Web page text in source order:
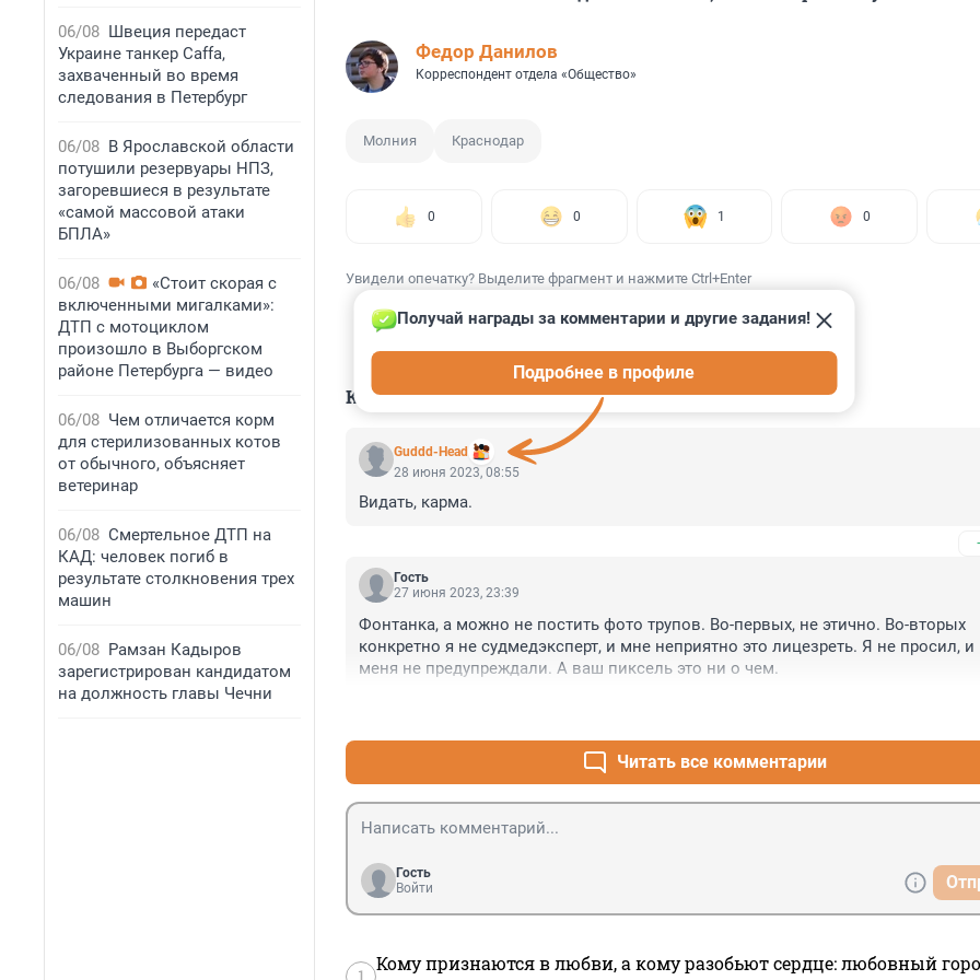
06/08 Швеция передаст
Украине танкер Caffa,
захваченный во время
следования в Петербург
06/08 В Ярославской области
потушили резервуары НПЗ,
загоревшиеся в результате
«самой массовой атаки
БПЛА»
06/08
«Стоит скорая с
включенными мигалками»:
ДТП с мотоциклом
произошло в Выборгском
районе Петербурга — видео
06/08 Чем отличается корм
для стерилизованных котов
от обычного, объясняет
ветеринар
06/08 Смертельное ДТП на
КАД: человек погиб в
результате столкновения трех
машин
06/08 Рамзан Кадыров
зарегистрирован кандидатом
на должность главы Чечни
Федор Данилов
Корреспондент отдела «Общество»
Молния Краснодар
0 0 1 0
Увидели опечатку? Выделите фрагмент и нажмите Ctrl+Enter
КОММЕНТАРИИ 29
Guddd-Head
Получай награды за комментарии и другие задания!
Подробнее в профиле
28 июня 2023, 08:55
Видать, карма.
Гость
27 июня 2023, 23:39
Фонтанка, а можно не постить фото трупов. Во-первых, не этично. Во-вторых
конкретно я не судмедэксперт, и мне неприятно это лицезреть. Я не просил, и
меня не предупреждали. А ваш пиксель это ни о чем.
Читать все комментарии
Гость
Войти
Кому признаются в любви, а кому разобьют сердце: любовный